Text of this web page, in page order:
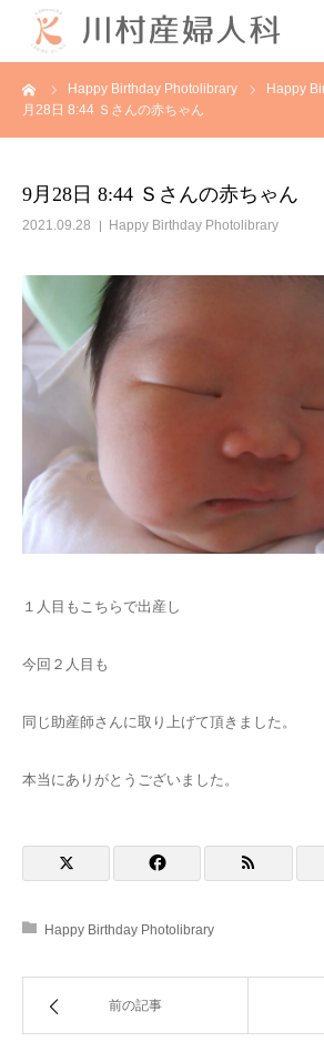
Happy Birthday Photolibrary Happy
月28日 8:44 Ｓさんの赤ちゃん
9月28日 8:44 Ｓさんの赤ちゃん
2021.09.28 Happy Birthday Photolibrary
１人目もこちらで出産し
今回２人目も
同じ助産師さんに取り上げて頂きました。
本当にありがとうございました。
Happy Birthday Photolibrary
前の記事
初めての方へ
診療案内
各種教室
採用情報
分娩予約状況